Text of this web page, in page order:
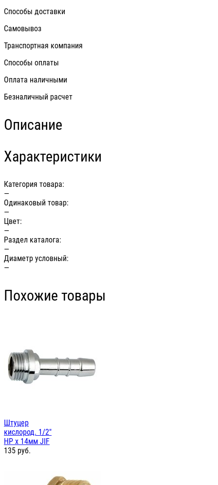
Способы доставки
Самовывоз
Транспортная компания
Способы оплаты
Оплата наличными
Безналичный расчет
Описание
Характеристики
Категория товара:
—
Одинаковый товар:
—
Цвет:
—
Раздел каталога:
—
Диаметр условный:
—
Похожие товары
Штуцер
кислород. 1/2"
НР х 14мм JIF
135 руб.